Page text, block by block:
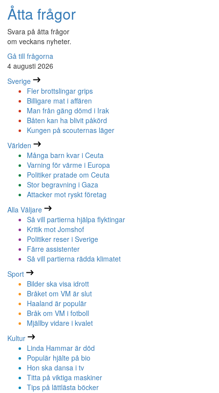
Åtta frågor
Svara på åtta frågor
om veckans nyheter.
Gå till frågorna
4 augusti 2026
Sverige
Fler brottslingar grips
Billigare mat i affären
Man från gäng dömd i Irak
Båten kan ha blivit påkörd
Kungen på scouternas läger
Världen
Många barn kvar i Ceuta
Varning för värme i Europa
Politiker pratade om Ceuta
Stor begravning i Gaza
Attacker mot ryskt företag
Alla Väljare
Så vill partierna hjälpa flyktingar
Kritik mot Jomshof
Politiker reser i Sverige
Färre assistenter
Så vill partierna rädda klimatet
Sport
Bilder ska visa idrott
Bråket om VM är slut
Haaland är populär
Bråk om VM i fotboll
Mjällby vidare i kvalet
Kultur
Linda Hammar är död
Populär hjälte på bio
Hon ska dansa i tv
Titta på viktiga maskiner
Tips på lättlästa böcker